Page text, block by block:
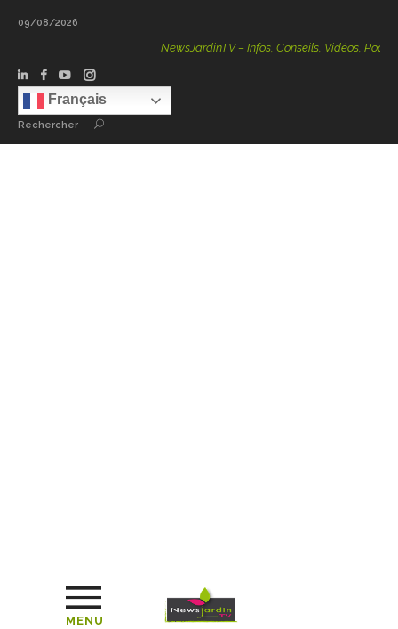
09/08/2026
NewsJardinTV – Infos, Conseils, Vidéos, Podcasts –
Français
Rechercher
MENU